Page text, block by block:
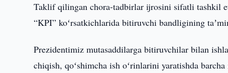
Taklif qilingan chora-tadbirlar ijrosini sifatli tashkil
“KPI” koʻrsatkichlarida bitiruvchi bandligining
Prezidentimiz mutasaddilarga bitiruvchilar bilan
chiqish, qoʻshimcha ish oʻrinlarini yaratishda